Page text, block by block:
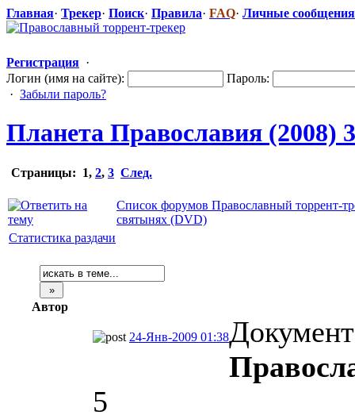
Главная· Трекер· Поиск· Правила· FAQ· Личные сообщения
Регистрация ·
Логин (имя на сайте):
Пароль:
· Забыли пароль?
Планета Православия (2008)
Страницы: 1, 2, 3 След.
Список форумов Православный торрент-
святынях (DVD)
Статистика раздачи
Автор
24-Янв-2009 01:38
5